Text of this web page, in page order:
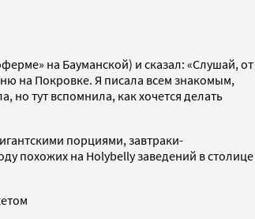
на Бауманской) и сказал: «Слушай, от
на Покровке. Я писала всем знакомым,
но тут вспомнила, как хочется делать
порциями, завтраки-
похожих на Holybelly заведений в столице